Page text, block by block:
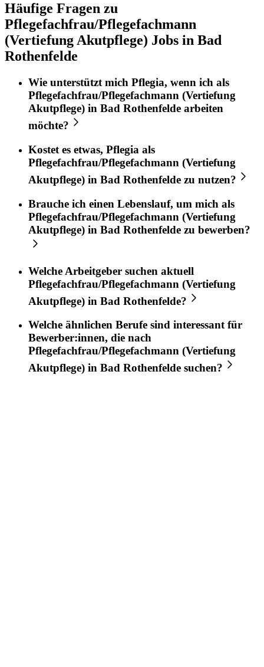
Häufige Fragen zu
Pflegefachfrau/Pflegefachmann
(Vertiefung Akutpflege) Jobs in Bad
Rothenfelde
Wie unterstützt mich Pflegia, wenn ich als
Pflegefachfrau/Pflegefachmann (Vertiefung
Akutpflege) in Bad Rothenfelde arbeiten
möchte?
Kostet es etwas, Pflegia als
Pflegefachfrau/Pflegefachmann (Vertiefung
Akutpflege) in Bad Rothenfelde zu nutzen?
Brauche ich einen Lebenslauf, um mich als
Pflegefachfrau/Pflegefachmann (Vertiefung
Akutpflege) in Bad Rothenfelde zu bewerben?
Welche Arbeitgeber suchen aktuell
Pflegefachfrau/Pflegefachmann (Vertiefung
Akutpflege) in Bad Rothenfelde?
Welche ähnlichen Berufe sind interessant für
Bewerber:innen, die nach
Pflegefachfrau/Pflegefachmann (Vertiefung
Akutpflege) in Bad Rothenfelde suchen?